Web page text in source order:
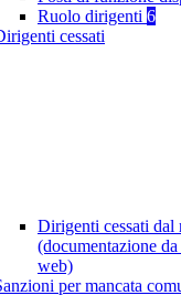
Ruolo dirigenti 6
cessati
Dirigenti cessati
(documentazione
web)
per mancata